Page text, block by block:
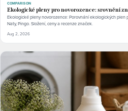
COMPARISON
Ekologické pleny pro novorozence: srovnění
Ekologické pleny novorozence: Porovnání ekologických plen
Naty, Pingo. Složení, ceny a recenze značek.
Aug 2, 2026